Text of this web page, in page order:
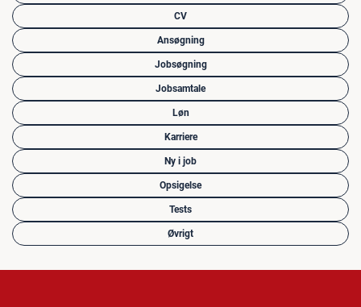
CV
Ansøgning
Jobsøgning
Jobsamtale
Løn
Karriere
Ny i job
Opsigelse
Tests
Øvrigt